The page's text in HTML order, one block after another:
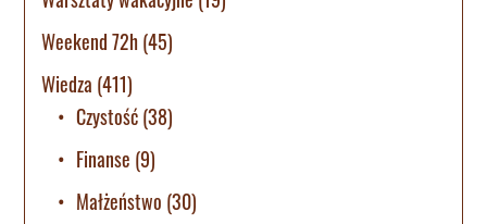
Weekend 72h(45)
Wiedza (411)
Czystość(38)
Finanse (9)
Małżeństwo (30)